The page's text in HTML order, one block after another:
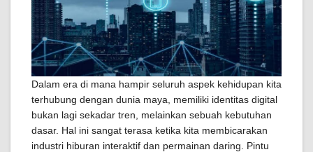
Dalam era di mana hampir seluruh aspek kehidupan kita
terhubung dengan dunia maya, memiliki identitas digital
bukan lagi sekadar tren, melainkan sebuah kebutuhan
dasar. Hal ini sangat terasa ketika kita membicarakan
industri hiburan interaktif dan permainan daring. Pintu